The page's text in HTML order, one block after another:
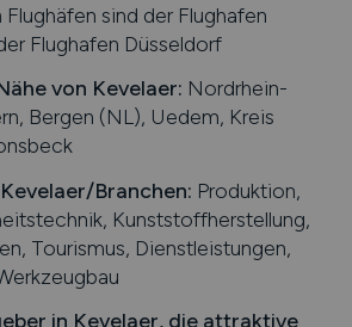
sind der Flughafen
Flughafen Düsseldorf
von Kevelaer: Nordrhein-
Bergen (NL), Uedem, Kreis
Kevelaer/Branchen: Produktion,
Kunststoffherstellung,
Tourismus, Dienstleistungen,
in Kevelaer, die attraktive